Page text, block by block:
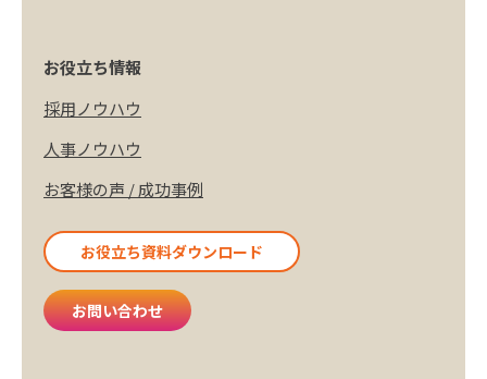
採用ノウハウ
人事ノウハウ
お客様の声 / 成功事例
お役立ち資料ダウンロード
お問い合わせ